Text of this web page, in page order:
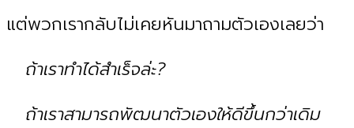
แต่พวกเรากลับไม่เคยหันมาถามตัวเองเลยว่า
ถ้าเราทำได้สำเร็จล่ะ?
ถ้าเราสามารถพัฒนาตัวเองให้ดีขึ้นกว่าเดิม